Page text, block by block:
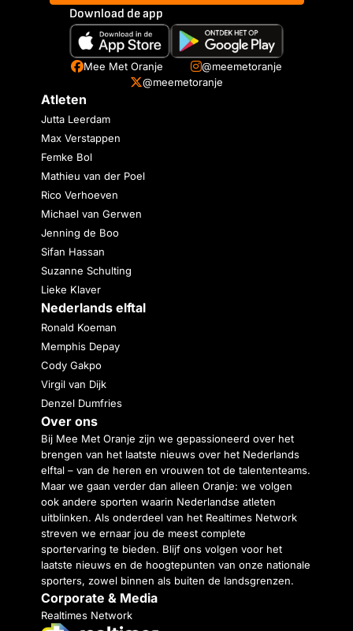
Download de app
Mee Met Oranje
@meemetoranje
@meemetoranje
Atleten
Jutta Leerdam
Max Verstappen
Femke Bol
Mathieu van der Poel
Rico Verhoeven
Michael van Gerwen
Jenning de Boo
Sifan Hassan
Suzanne Schulting
Lieke Klaver
Nederlands elftal
Ronald Koeman
Memphis Depay
Cody Gakpo
Virgil van Dijk
Denzel Dumfries
Over ons
Bij Mee Met Oranje zijn we gepassioneerd over het
brengen van het laatste nieuws over het Nederlands
elftal – van de heren en vrouwen tot de talententeams.
Maar we gaan verder dan alleen Oranje: we volgen
ook andere sporten waarin Nederlandse atleten
uitblinken. Als onderdeel van het Realtimes Network
streven we ernaar jou de meest complete
sportervaring te bieden. Blijf ons volgen voor het
laatste nieuws en de hoogtepunten van onze nationale
sporters, zowel binnen als buiten de landsgrenzen.
Corporate & Media
Realtimes Network